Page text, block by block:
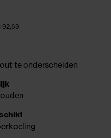
92,69
te onderscheiden